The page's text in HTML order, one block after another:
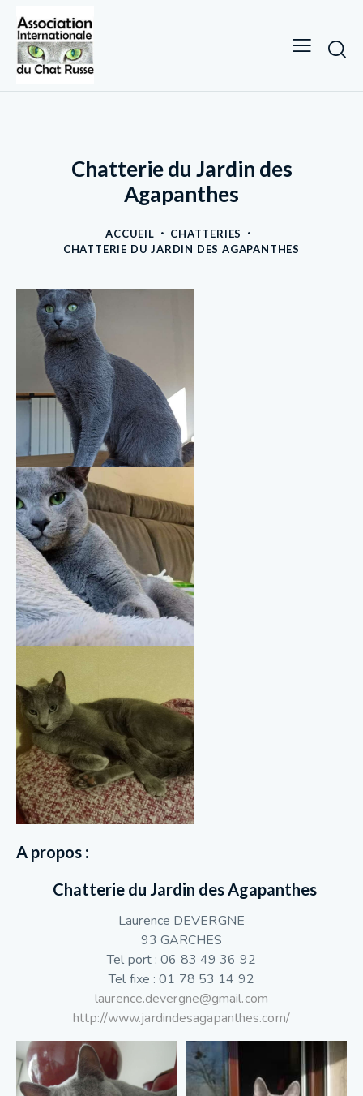
Chatterie du Jardin des
Agapanthes
ACCUEIL
CHATTERIES
CHATTERIE DU JARDIN DES AGAPANTHES
A propos :
Chatterie du Jardin des Agapanthes
Laurence DEVERGNE
93 GARCHES
Tel port : 06 83 49 36 92
Tel fixe : 01 78 53 14 92
laurence.devergne@gmail.com
http://www.jardindesagapanthes.com/